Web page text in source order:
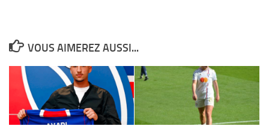
VOUS AIMEREZ AUSSI...